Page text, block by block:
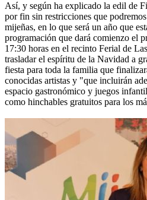
Así, y según ha explicado la edil de
por fin sin restricciones que
mijeñas, en lo que será un año que
programación que dará comienzo el
17:30 horas en el recinto Ferial de
trasladar el espíritu de la Navidad a
fiesta para toda la familia que
conocidas artistas y "que incluirán
espacio gastronómico y juegos
como hinchables gratuitos para los